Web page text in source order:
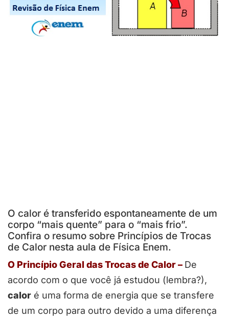
O calor é transferido espontaneamente de um
corpo “mais quente” para o “mais frio”.
Confira o resumo sobre Princípios de Trocas
de Calor nesta aula de Física Enem.
O Princípio Geral das Trocas de Calor – De
acordo com o que você já estudou (lembra?),
calor é uma forma de energia que se transfere
de um corpo para outro devido a uma diferença